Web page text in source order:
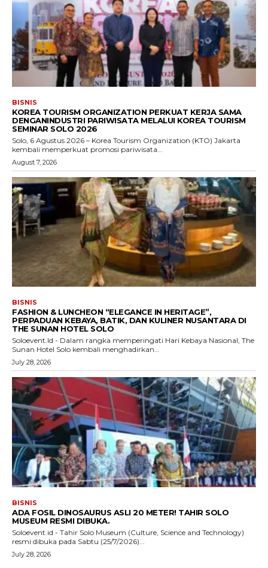
BISNIS
KOREA TOURISM ORGANIZATION PERKUAT KERJA SAMA
DENGANINDUSTRI PARIWISATA MELALUI KOREA TOURISM
SEMINAR SOLO 2026
Solo, 6 Agustus 2026 – Korea Tourism Organization (KTO) Jakarta
kembali memperkuat promosi pariwisata...
August 7, 2026
BISNIS
FASHION & LUNCHEON “ELEGANCE IN HERITAGE”,
PERPADUAN KEBAYA, BATIK, DAN KULINER NUSANTARA DI
THE SUNAN HOTEL SOLO
Soloevent.Id - Dalam rangka memperingati Hari Kebaya Nasional, The
Sunan Hotel Solo kembali menghadirkan...
July 28, 2026
BISNIS
ADA FOSIL DINOSAURUS ASLI 20 METER! TAHIR SOLO
MUSEUM RESMI DIBUKA.
Soloevent.id - Tahir Solo Museum (Culture, Science and Technology)
resmi dibuka pada Sabtu (25/7/2026)...
July 28, 2026